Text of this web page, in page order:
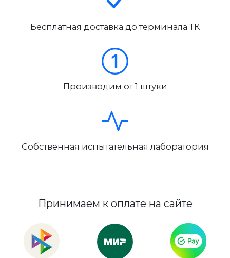
Бесплатная доставка до терминала ТК
Производим от 1 штуки
Собственная испытательная лаборатория
Принимаем к оплате на сайте